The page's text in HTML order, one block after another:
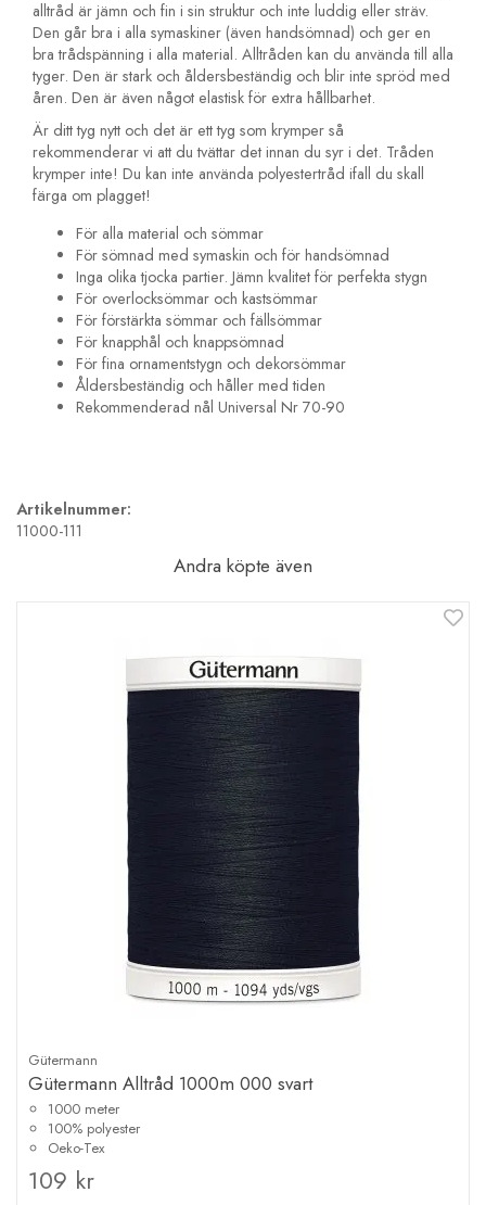
alltråd är jämn och fin i sin struktur och inte luddig eller sträv.
Den går bra i alla symaskiner (även handsömnad) och ger en
bra trådspänning i alla material. Alltråden kan du använda till alla
tyger. Den är stark och åldersbeständig och blir inte spröd med
åren. Den är även något elastisk för extra hållbarhet.
Är ditt tyg nytt och det är ett tyg som krymper så
rekommenderar vi att du tvättar det innan du syr i det. Tråden
krymper inte! Du kan inte använda polyestertråd ifall du skall
färga om plagget!
För alla material och sömmar
För sömnad med symaskin och för handsömnad
Inga olika tjocka partier. Jämn kvalitet för perfekta stygn
För overlocksömmar och kastsömmar
För förstärkta sömmar och fällsömmar
För knapphål och knappsömnad
För fina ornamentstygn och dekorsömmar
Åldersbeständig och håller med tiden
Rekommenderad nål Universal Nr 70-90
Artikelnummer:
11000-111
Andra köpte även
Gütermann
Gütermann Alltråd 1000m 000 svart
1000 meter
100% polyester
Oeko-Tex
109 kr